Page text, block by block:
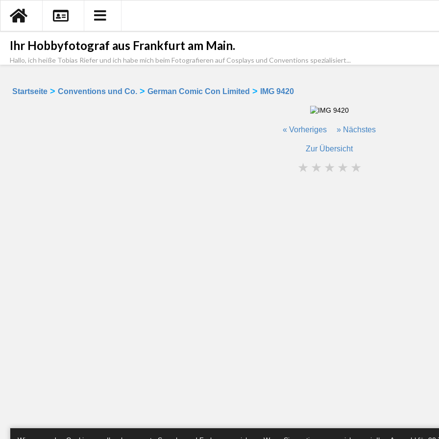
Ihr Hobbyfotograf aus Frankfurt am Main.
Hallo, ich heiße Tobias Riefer und ich habe mich beim Fotografieren auf Cosplays und Conventions spezialisiert...
Startseite > Conventions und Co. > German Comic Con Limited > IMG 9420
« Vorheriges » Nächstes
Zur Übersicht
★ ★ ★ ★ ★